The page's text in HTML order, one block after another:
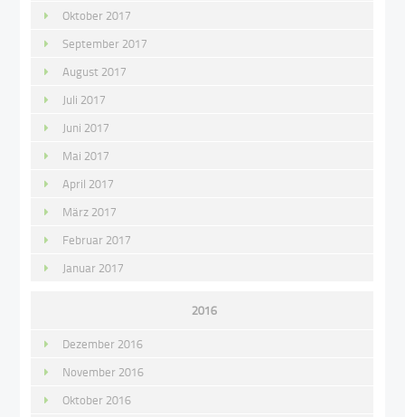
Oktober 2017
September 2017
August 2017
Juli 2017
Juni 2017
Mai 2017
April 2017
März 2017
Februar 2017
Januar 2017
2016
Dezember 2016
November 2016
Oktober 2016